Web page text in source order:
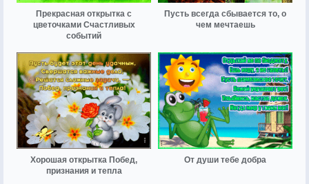
Прекрасная открытка с
цветочками Счастливых
событий
Пусть всегда сбывается то, о
чем мечтаешь
Хорошая открытка Побед,
признания и тепла
От души тебе добра